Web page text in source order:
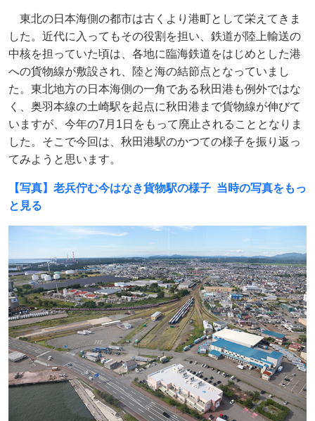
東北の日本海側の都市は古くより港町として栄えてきま
した。近代に入ってもその役割を担い、鉄道が陸上輸送の
中核を担っていた頃は、各地に臨海鉄道をはじめとした港
への貨物線が敷設され、陸と海の結節点となっていまし
た。東北地方の日本海側の一角である秋田港も例外ではな
く、奥羽本線の土崎駅を起点に秋田港まで貨物線が伸びて
いますが、今年の7月1日をもって廃止されることとなりま
した。そこで今回は、秋田港駅のかつての様子を振り返っ
てみようと思います。
【写真】老兵佇む今はなき貨物駅の様子 当時の写真をもっ
と見る